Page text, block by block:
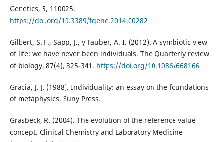
Genetics, 5, 110025.
https://doi.org/10.3389/fgene.2014.00282
Gilbert, S. F., Sapp, J., y Tauber, A. I. (2012). A symbiotic view
of life: we have never been individuals. The Quarterly review
of biology, 87(4), 325-341. https://doi.org/10.1086/668166
Gracia, J. J. (1988). Individuality: an essay on the foundations
of metaphysics. Suny Press.
Gräsbeck, R. (2004). The evolution of the reference value
concept. Clinical Chemistry and Laboratory Medicine